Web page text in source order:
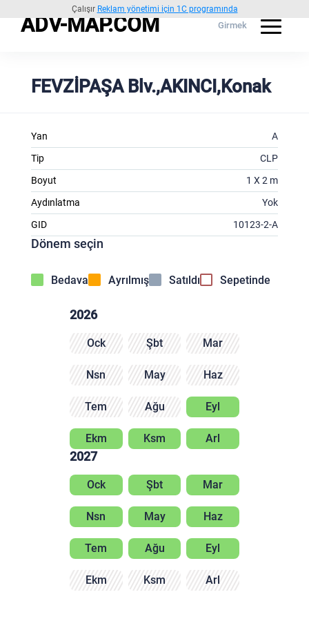
Çalışır Reklam yönetimi için 1C programında
ADV-MAP.COM Girmek
FEVZİPAŞA Blv.,AKINCI,Konak
Yan
A
Tip
CLP
Boyut
1 X 2 m
Aydınlatma
Yok
GID
10123-2-A
Dönem seçin
Bedava Ayrılmış Satıldı Sepetinde
2026
Ock Şbt Mar
Nsn May Haz
Tem Ağu Eyl
Ekm Ksm Arl
2027
Ock Şbt Mar
Nsn May Haz
Tem Ağu Eyl
Ekm Ksm Arl